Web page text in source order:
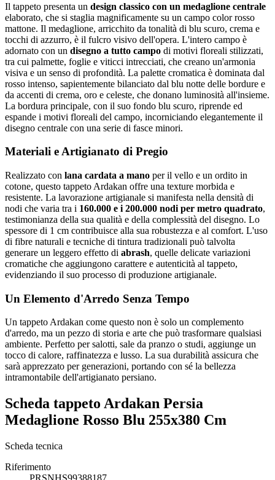
Il tappeto presenta un design classico con un medaglione centrale
elaborato, che si staglia magnificamente su un campo color rosso
mattone. Il medaglione, arricchito da tonalità di blu scuro, crema e
tocchi di azzurro, è il fulcro visivo dell'opera. L'intero campo è
adornato con un disegno a tutto campo di motivi floreali stilizzati,
tra cui palmette, foglie e viticci intrecciati, che creano un'armonia
visiva e un senso di profondità. La palette cromatica è dominata dal
rosso intenso, sapientemente bilanciato dal blu notte delle bordure e
da accenti di crema, oro e celeste, che donano luminosità all'insieme.
La bordura principale, con il suo fondo blu scuro, riprende ed
espande i motivi floreali del campo, incorniciando elegantemente il
disegno centrale con una serie di fasce minori.
Materiali e Artigianato di Pregio
Realizzato con lana cardata a mano per il vello e un ordito in
cotone, questo tappeto Ardakan offre una texture morbida e
resistente. La lavorazione artigianale si manifesta nella densità di
nodi che varia tra i 160.000 e i 200.000 nodi per metro quadrato,
testimonianza della sua qualità e della complessità del disegno. Lo
spessore di 1 cm contribuisce alla sua robustezza e al comfort. L'uso
di fibre naturali e tecniche di tintura tradizionali può talvolta
generare un leggero effetto di abrash, quelle delicate variazioni
cromatiche che aggiungono carattere e autenticità al tappeto,
evidenziando il suo processo di produzione artigianale.
Un Elemento d'Arredo Senza Tempo
Un tappeto Ardakan come questo non è solo un complemento
d'arredo, ma un pezzo di storia e arte che può trasformare qualsiasi
ambiente. Perfetto per salotti, sale da pranzo o studi, aggiunge un
tocco di calore, raffinatezza e lusso. La sua durabilità assicura che
sarà apprezzato per generazioni, portando con sé la bellezza
intramontabile dell'artigianato persiano.
Scheda tappeto Ardakan Persia
Medaglione Rosso Blu 255x380 Cm
Scheda tecnica
Riferimento